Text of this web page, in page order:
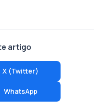
artigo
X (Twitter)
WhatsApp